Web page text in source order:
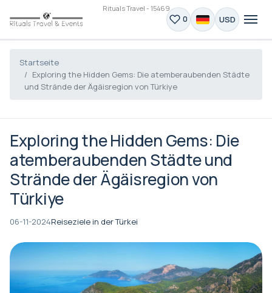
Rituals Travel - 15469
0 USD
Startseite
Exploring the Hidden Gems: Die atemberaubenden Städte
und Strände der Ägäisregion von Türkiye
Exploring the Hidden Gems: Die
atemberaubenden Städte und
Strände der Ägäisregion von
Türkiye
06-11-2024Reiseziele in der Türkei